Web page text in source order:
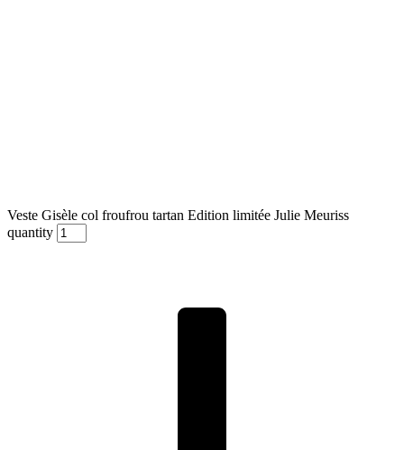
Veste Gisèle col froufrou tartan Edition limitée Julie Meuriss
quantity